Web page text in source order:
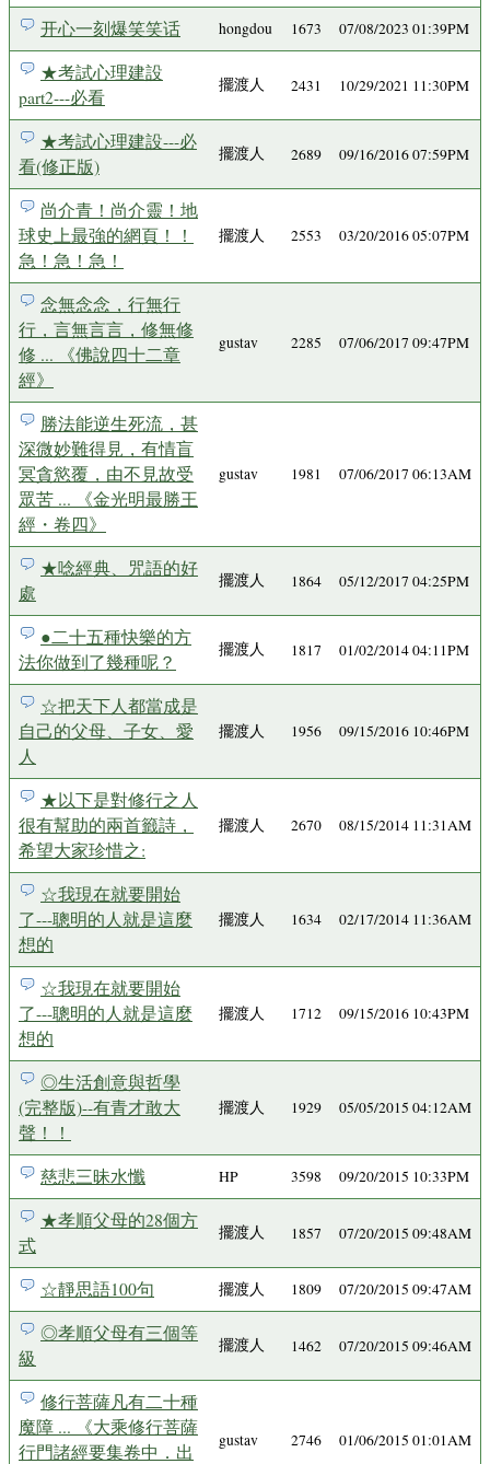
开心一刻爆笑笑话 hongdou 1673 07/08/2023 01:39PM
★考試心理建設
part2---必看
擺渡人 2431 10/29/2021 11:30PM
★考試心理建設---必
看(修正版)
擺渡人 2689 09/16/2016 07:59PM
尚介青！尚介靈！地
球史上最強的網頁！！
急！急！急！
擺渡人 2553 03/20/2016 05:07PM
念無念念，行無行
行，言無言言，修無修
修 ... 《佛說四十二章
經》
gustav 2285 07/06/2017 09:47PM
勝法能逆生死流，甚
深微妙難得見，有情盲
冥貪慾覆，由不見故受
眾苦 ... 《金光明最勝王
經・卷四》
gustav 1981 07/06/2017 06:13AM
★唸經典、咒語的好
處
擺渡人 1864 05/12/2017 04:25PM
●二十五種快樂的方
法你做到了幾種呢？
擺渡人 1817 01/02/2014 04:11PM
☆把天下人都當成是
自己的父母、子女、愛
人
擺渡人 1956 09/15/2016 10:46PM
★以下是對修行之人
很有幫助的兩首籤詩，
希望大家珍惜之:
擺渡人 2670 08/15/2014 11:31AM
☆我現在就要開始
了---聰明的人就是這麼
想的
擺渡人 1634 02/17/2014 11:36AM
☆我現在就要開始
了---聰明的人就是這麼
想的
擺渡人 1712 09/15/2016 10:43PM
◎生活創意與哲學
(完整版)--有青才敢大
聲！！
擺渡人 1929 05/05/2015 04:12AM
慈悲三昧水懺 HP 3598 09/20/2015 10:33PM
★孝順父母的28個方
式
擺渡人 1857 07/20/2015 09:48AM
☆靜思語100句 擺渡人 1809 07/20/2015 09:47AM
◎孝順父母有三個等
級
擺渡人 1462 07/20/2015 09:46AM
修行菩薩凡有二十種
魔障 ... 《大乘修行菩薩
行門諸經要集卷中．出
gustav 2746 01/06/2015 01:01AM